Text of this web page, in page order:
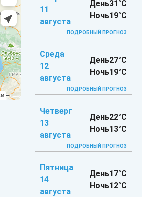
11
августа
День31°C
Ночь19°C
ПОДРОБНЫЙ ПРОГНОЗ
Среда
12
августа
День27°C
Ночь19°C
ПОДРОБНЫЙ ПРОГНОЗ
Четверг
13
августа
День22°C
Ночь13°C
ПОДРОБНЫЙ ПРОГНОЗ
Пятница
14
августа
День17°C
Ночь12°C